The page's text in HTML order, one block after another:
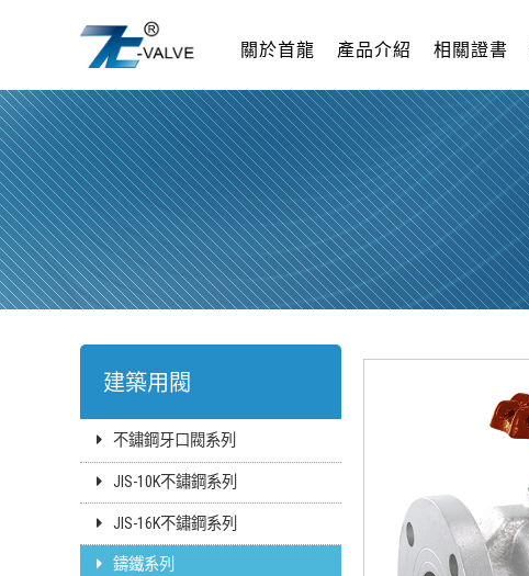
關於首龍 產品介紹 相關證書
建築用閥
不鏽鋼牙口閥系列
JIS-10K不鏽鋼系列
JIS-16K不鏽鋼系列
鑄鐵系列